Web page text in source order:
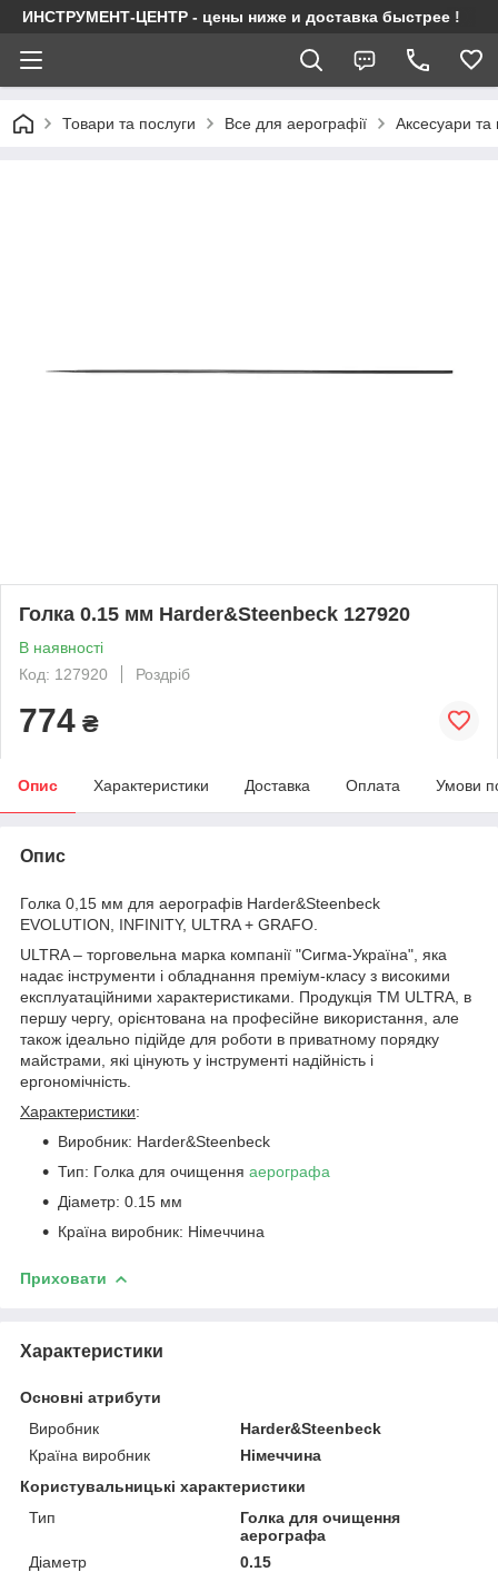
ИНСТРУМЕНТ-ЦЕНТР - цены ниже и доставка быстрее !
Товари та послуги Все для аерографії Аксесуари та
Голка 0.15 мм Harder&Steenbeck 127920
В наявності
Код: 127920
Роздріб
774 ₴
Опис Характеристики Доставка Оплата Умови
Опис
Голка 0,15 мм для аерографів Harder&Steenbeck
EVOLUTION, INFINITY, ULTRA + GRAFO.
ULTRA – торговельна марка компанії "Сигма-Україна", яка
надає інструменти і обладнання преміум-класу з високими
експлуатаційними характеристиками. Продукція ТМ ULTRA, в
першу чергу, орієнтована на професійне використання, але
також ідеально підійде для роботи в приватному порядку
майстрами, які цінують у інструменті надійність і
ергономічність.
Характеристики:
Виробник: Harder&Steenbeck
Тип: Голка для очищення аерографа
Діаметр: 0.15 мм
Країна виробник: Німеччина
Приховати
Характеристики
Основні атрибути
Виробник
Harder&Steenbeck
Країна виробник
Німеччина
Користувальницькі характеристики
Тип
Голка для очищення
аерографа
Діаметр
0.15